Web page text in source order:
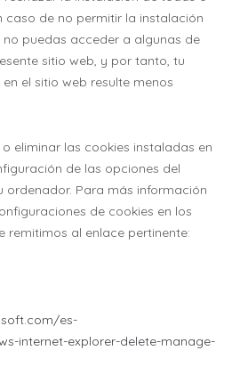
caso de no permitir la instalación
puedas acceder a algunas de
sitio web, y por tanto, tu
el sitio web resulte menos
eliminar las cookies instaladas en
de las opciones del
ordenador. Para más información
de cookies en los
remitimos al enlace pertinente:
es-
internet-explorer-delete-manage-